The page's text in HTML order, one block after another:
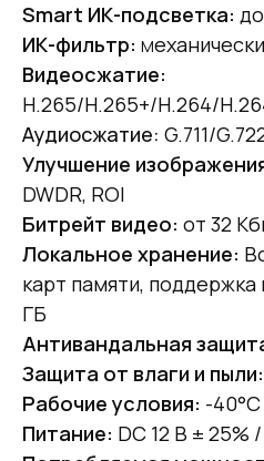
Smart ИК-подсветка:
ИК-фильтр: м
Видеосжатие:
H.265/H.265+/H.264/
Аудиосжатие: G.711/
Улучшение
DWDR, ROI
Битрейт видео: от 32
Локальное хранение:
карт памяти,
ГБ
Антивандальная
Защита от влаги и пыли:
Рабочие условия: -
Питание: DC 12 В ± 25%